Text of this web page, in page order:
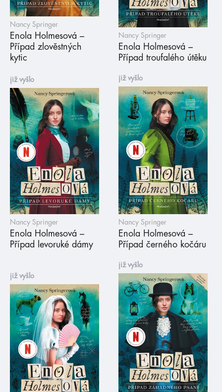
Nancy Springer
Enola Holmesová –
Případ zlověstných
kytic
Nancy Springer
Enola Holmesová –
Případ troufalého útěku
již vyšlo
Nancy Springer
Enola Holmesová –
Případ levoruké dámy
již vyšlo
Nancy Springer
Enola Holmesová –
Případ černého kočáru
již vyšlo
již vyšlo